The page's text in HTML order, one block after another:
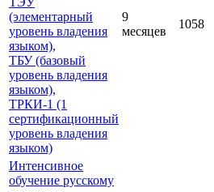
(элементарный
уровень владения
языком),
ТБУ (базовый
уровень владения
языком),
ТРКИ-1 (1
сертификационный
уровень владения
языком)
9
месяцев
1058
Интенсивное
обучение русскому